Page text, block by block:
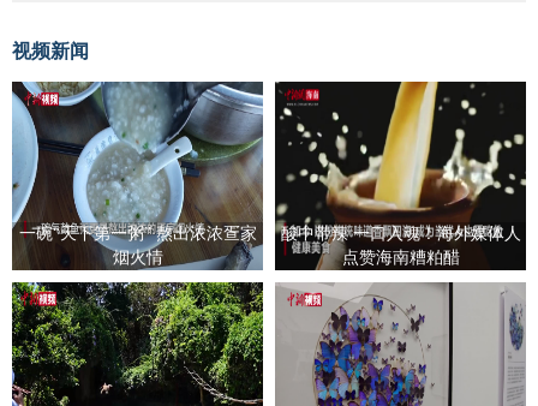
视频新闻
一碗“天下第一粥” 熬出浓浓疍家
烟火情
酸中带辣 一口入魂！海外媒体人
点赞海南糟粕醋